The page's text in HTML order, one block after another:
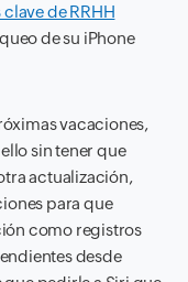
de RRHH
de su iPhone
vacaciones,
sin tener que
actualización,
para que
como registros
desde